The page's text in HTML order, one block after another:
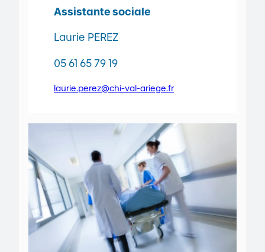
Assistante sociale
Laurie PEREZ
05 61 65 79 19
laurie.perez@chi-val-ariege.fr